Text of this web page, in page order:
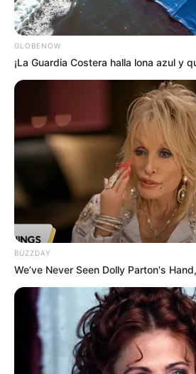
Haychelt Benitose
que ya estaban divorciadosy que
recomendación era que cuidara su
Ahora, meses después, habla de
la sorpresa que en su momento le
nueva pareja de su exesposo.
GLOBENOW
¡La Guardia Costera halla lona azul y
BUZZDAY
We’ve Never Seen Dolly Parton's